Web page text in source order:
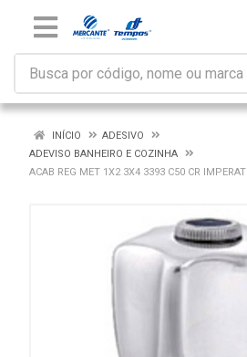
INÍCIO
ADESIVO
ADEVISO BANHEIRO E COZINHA
ACAB REG MET 1X2 3X4 3393 C50 CR IMPERAT